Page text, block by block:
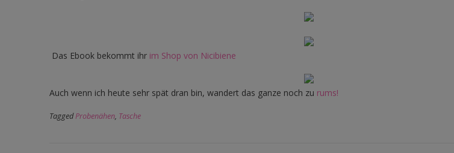
Das Ebook bekommt ihr im Shop von Nicibiene
Auch wenn ich heute sehr spät dran bin, wandert das ganze noch zu rums!
TaggedProbenähen, Tasche